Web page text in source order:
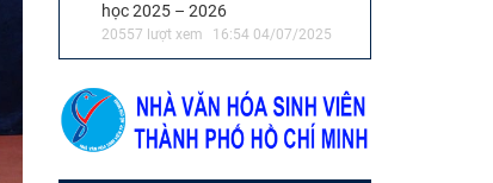
học 2025 – 2026
20557 lượt xem 16:54 04/07/2025